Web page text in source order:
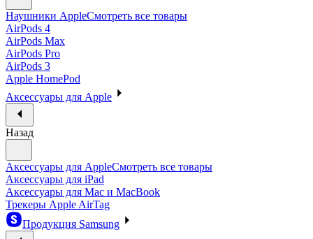
Наушники AppleСмотреть все товары
AirPods 4
AirPods Max
AirPods Pro
AirPods 3
Apple HomePod
Аксессуары для Apple
Назад
Аксессуары для AppleСмотреть все товары
Аксессуары для iPad
Аксессуары для Mac и MacBook
Трекеры Apple AirTag
Продукция Samsung